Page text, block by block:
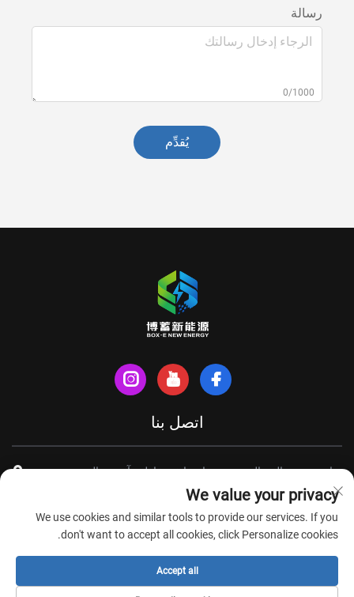
رسالة
0/1000
يُقدِّم
اتصل بنا
شارع شينهي الشمالي، مدينة تيانتشانغ، مقاطعة آنهوي، الصين
+86-18949493005
حقوق الطبع والنشر © شركة آنهوي بوكس-إي لتكنولوجيا الطاقة الجديدة
We value your privacy
We use cookies and similar tools to provide our services. If you
don't want to accept all cookies, click Personalize cookies.
Accept all